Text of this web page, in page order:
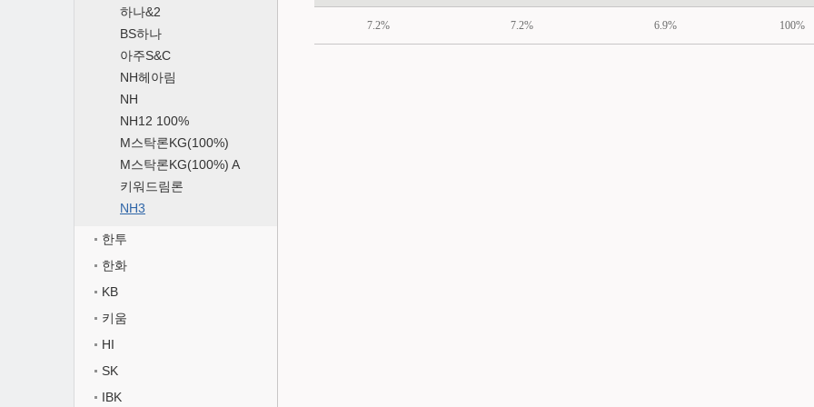
하나&2
BS하나
아주S&C
NH헤아림
NH
NH12 100%
M스탁론KG(100%)
M스탁론KG(100%) A
키워드림론
NH3
한투
한화
KB
키움
HI
SK
IBK
7.2% 7.2% 6.9% 100%